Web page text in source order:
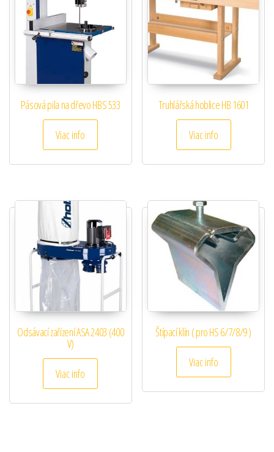
Pásová pila na dřevo HBS 533
Viac info
Truhlářská hoblice HB 1601
Viac info
Odsávací zařízení ASA 2403 (400
V)
Viac info
Štípací klín ( pro HS 6/7/8/9 )
Viac info